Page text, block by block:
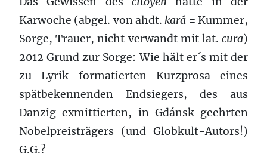
Karwoche (abgel. von ahdt.karâ = Kummer,
Sorge, Trauer, nicht verwandt mit lat. cura)
2012 Grund zur Sorge: Wie hält er´s mit der
zu Lyrik formatierten Kurzprosa eines
spätbekennenden Endsiegers, des aus
Danzig exmittierten, in Gdánsk geehrten
Nobelpreisträgers (und Globkult-Autors!)
G.G.?